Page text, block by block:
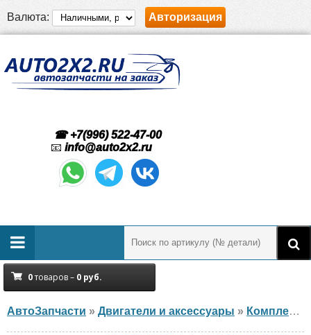
Валюта: Авторизация
☎ +7(996) 522-47-00
📧 info@auto2x2.ru
0товаров – 0 руб.
АвтоЗапчасти » Двигатели и аксессуары » Комплект ГРМ